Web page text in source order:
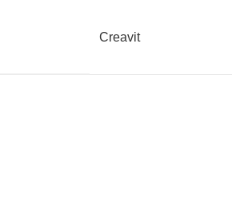
Creavit